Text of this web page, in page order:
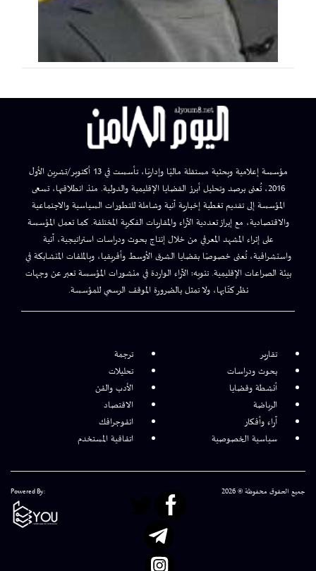
مؤسسة إعلامية وبحثية مستقلة ماليًا وإداريًا، تأسست في 13 أكتوبر/تشرين الأول
2016، تُعنى برصد وتحليل أبرز القضايا الإقليمية والدولية. منذ انطلاقتها، تسعى
المؤسسة إلى تقديم تغطية إخبارية آنية وشاملة للتطورات السياسية والاجتماعية
والاقتصادية، مع إبراز تعددية الآراء والمقاربات الفكرية المختلفة. كما تعمل المؤسسة
على إثراء المشهد المعرفي من خلال إنتاج بحوث ودراسات استراتيجية، آنية
واستشرافية، تُعنى خصوصًا بقضايا الشرق الأوسط وأفريقيا، وبالملفات المتشابكة في
بيئة الصراعات الإقليمية. تنويه: الآراء الواردة في منشورات المؤسسة تعبر عن وجهات
نظر كتّابها، ولا تمثل بالضرورة الموقف الرسمي للمؤسسة.
تقارير
ترجمة
بحوث ودراسات
تحليلات
أنشطة وقضايا
الأدب والفن
الرياضة
الاقتصاد
آراء وأفكار
انفوجرافك
سياسية الخصوصية
اتفاقية المستخدم
جميع الحقوق محفوظة © 2026 Powered By: